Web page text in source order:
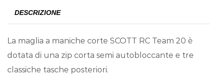
DESCRIZIONE
La maglia a maniche corte SCOTT RC Team 20 è
dotata di una zip corta semi autobloccante e tre
classiche tasche posteriori.